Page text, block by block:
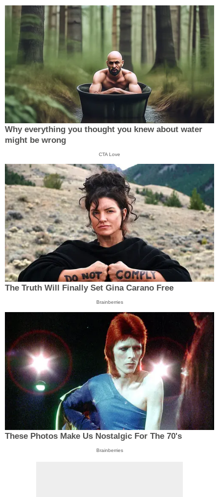
Why everything you thought you knew about water
might be wrong
CTA Love
The Truth Will Finally Set Gina Carano Free
Brainberries
These Photos Make Us Nostalgic For The 70's
Brainberries